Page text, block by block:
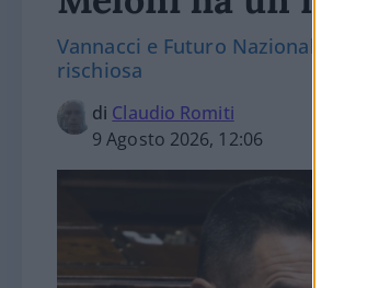
Vannacci e Futuro Nazionale
rischiosa
di Claudio Romiti
9 Agosto 2026, 12:06